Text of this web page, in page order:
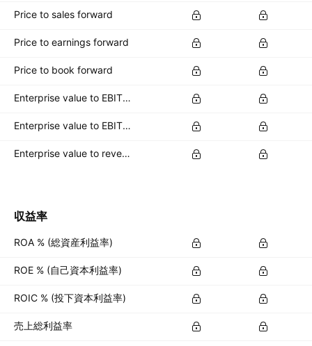
Price to sales forward
Price to earnings forward
Price to book forward
Enterprise value to EBITDA forward
Enterprise value to EBIT forward
Enterprise value to revenue forward
収益率
ROA % (総資産利益率)
ROE % (自己資本利益率)
ROIC % (投下資本利益率)
売上総利益率